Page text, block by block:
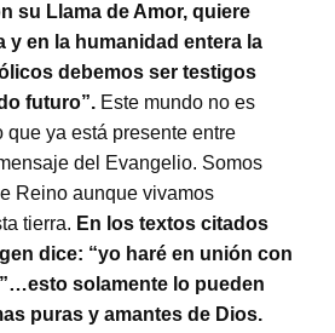
su Llama de Amor, quiere
y en la humanidad entera la
debemos ser testigos
futuro”. Este mundo no es
que ya está presente entre
del Evangelio. Somos
Reino aunque vivamos
tierra. En los textos citados
dice: “yo haré en unión con
solamente lo pueden
puras y amantes de Dios.